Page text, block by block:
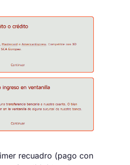
recuadro (pago con